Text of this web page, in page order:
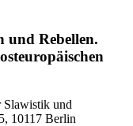
und Rebellen.
und
10117 Berlin